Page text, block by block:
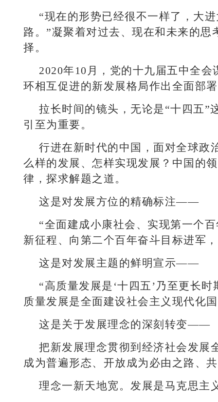
“现在的形势已经很不一样了，大
路。”凝聚着对过去、现在和未来的
择。
2020年10月，党的十九届五中全
环相互促进的新发展格局作出全面部
拉长时间的镜头，无论是“十四五”
引至为重要。
行进在新时代的中国，面对全球政
么样的发展、怎样实现发展？中国的
律，探求解题之道。
这是对发展方位的精确标注——
“全面建成小康社会、实现第一个
新征程、向第二个百年奋斗目标进军
这是对发展主题的鲜明宣示——
“高质量发展是‘十四五’乃至更长
质量发展是全面建设社会主义现代化
这是关于发展理念的深刻转变——
把新发展理念贯彻到经济社会发展
成为普遍形态、开放成为必由之路、
理念一新天地宽。发展是马克思主